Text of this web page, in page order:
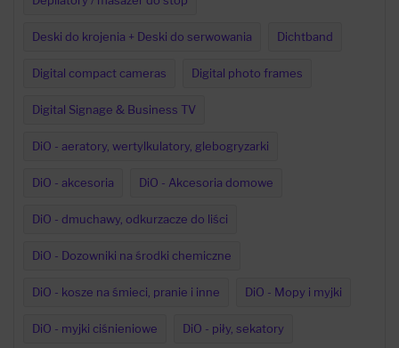
Deski do krojenia + Deski do serwowania Dichtband
Digital compact cameras Digital photo frames
Digital Signage & Business TV
DiO - aeratory, wertylkulatory, glebogryzarki
DiO - akcesoria DiO - Akcesoria domowe
DiO - dmuchawy, odkurzacze do liści
DiO - Dozowniki na środki chemiczne
DiO - kosze na śmieci, pranie i inne DiO - Mopy i myjki
DiO - myjki ciśnieniowe DiO - piły, sekatory